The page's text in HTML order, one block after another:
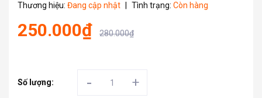
Thương hiệu: Đang cập nhật Tình trạng: Còn hàng
250.000₫ 280.000₫
Số lượng: - +